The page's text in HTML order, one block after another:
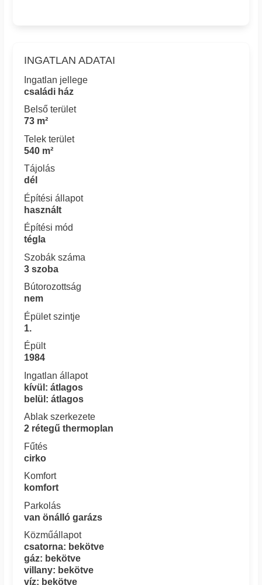
INGATLAN ADATAI
Ingatlan jellege
családi ház
Belső terület
73 m²
Telek terület
540 m²
Tájolás
dél
Építési állapot
használt
Építési mód
tégla
Szobák száma
3 szoba
Bútorozottság
nem
Épület szintje
1.
Épült
1984
Ingatlan állapot
kívül: átlagos
belül: átlagos
Ablak szerkezete
2 rétegű thermoplan
Fűtés
cirko
Komfort
komfort
Parkolás
van önálló garázs
Közműállapot
csatorna: bekötve
gáz: bekötve
villany: bekötve
víz: bekötve